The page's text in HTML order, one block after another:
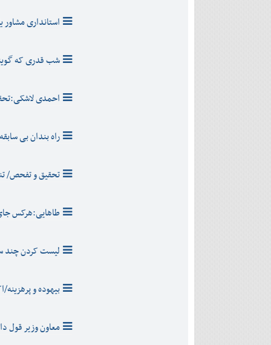
استانداری
شب قدری که
احمدی
راه بندان بی سابقه در
تحقیق و تفحص/
طاهایی:هرکس
لیست کردن چند
بیهوده و
معاون وزیر قول داد/8 میلیارد تومان برای